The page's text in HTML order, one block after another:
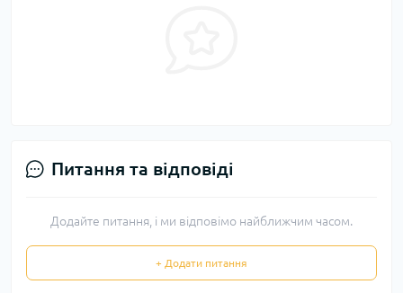
Питання та відповіді
Додайте питання, і ми відповімо найближчим часом.
+ Додати питання